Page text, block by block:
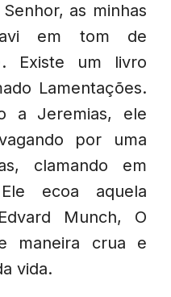
as minhas
em tom de
Existe um livro
Lamentações.
a Jeremias, ele
por uma
clamando em
ecoa aquela
Munch, O
maneira crua e
vida.